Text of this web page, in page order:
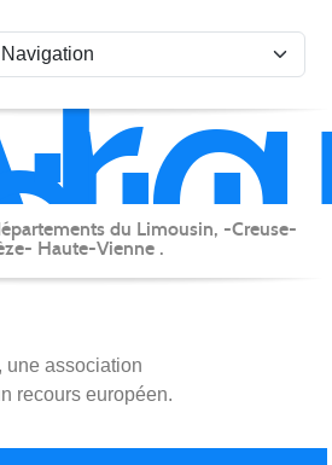
du Limousin, -Creuse-
Haute-Vienne .
une association
recours européen.